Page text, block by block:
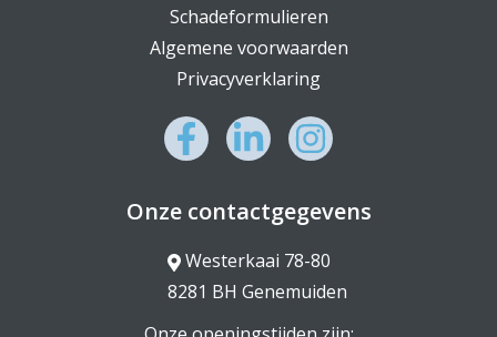
Schadeformulieren
Algemene voorwaarden
Privacyverklaring
Onze contactgegevens
Westerkaai 78-80
8281 BH Genemuiden